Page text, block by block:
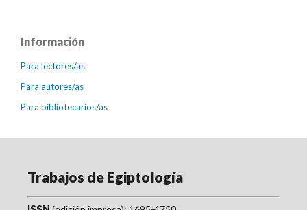
Información
Para lectores/as
Para autores/as
Para bibliotecarios/as
Trabajos de Egiptología